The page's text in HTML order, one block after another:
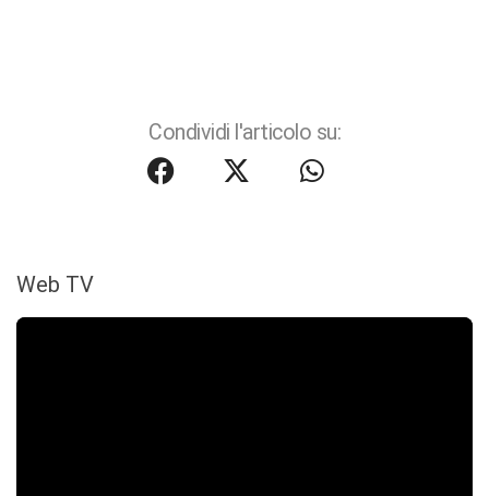
Condividi l'articolo su:
Web TV